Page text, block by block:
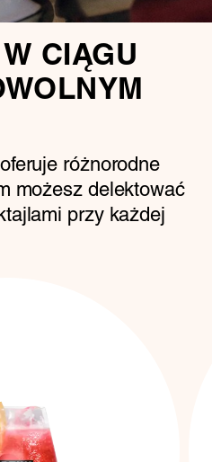
CIĄGU
różnorodne
możesz delektować
przy każdej